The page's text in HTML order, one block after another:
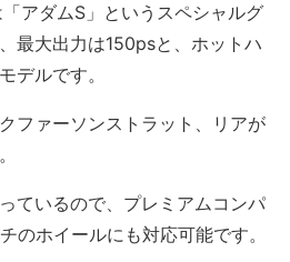
アダムS」というスペシャルグ
最大出力は150psと、ホットハ
デルです。
ファーソンストラット、リアが
ているので、プレミアムコンパ
のホイールにも対応可能です。